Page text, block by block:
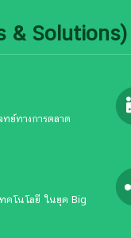
& Solutions)
ย์ทางการตลาด
คโนโลยี ในยุค Big